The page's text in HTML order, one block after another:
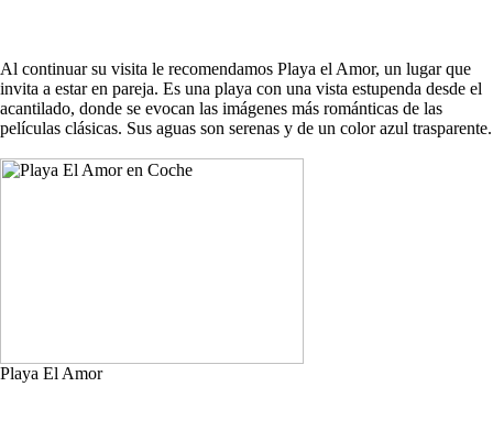
Al continuar su visita le recomendamos Playa el Amor, un lugar que
invita a estar en pareja. Es una playa con una vista estupenda desde el
acantilado, donde se evocan las imágenes más románticas de las
películas clásicas. Sus aguas son serenas y de un color azul trasparente.
Playa El Amor